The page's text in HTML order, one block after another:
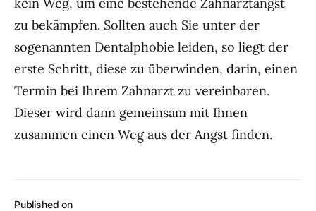
Published on
zu bekämpfen. Sollten auch Sie unter der
sogenannten Dentalphobie leiden, so liegt der
erste Schritt, diese zu überwinden, darin, einen
Termin bei Ihrem Zahnarzt zu vereinbaren.
Dieser wird dann gemeinsam mit Ihnen
zusammen einen Weg aus der Angst finden.